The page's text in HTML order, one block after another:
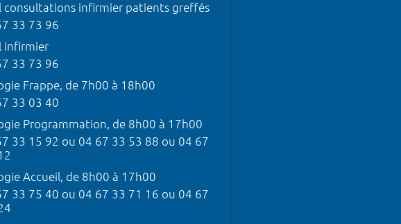
consultations infirmier patients greffés
33 73 96
infirmier
33 73 96
Frappe, de 7h00 à 18h00
33 03 40
Programmation, de 8h00 à 17h00
33 15 92 ou 04 67 33 53 88 ou 04 67
Accueil, de 8h00 à 17h00
33 75 40 ou 04 67 33 71 16 ou 04 67